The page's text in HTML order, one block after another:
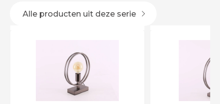
Alle producten uit deze serie